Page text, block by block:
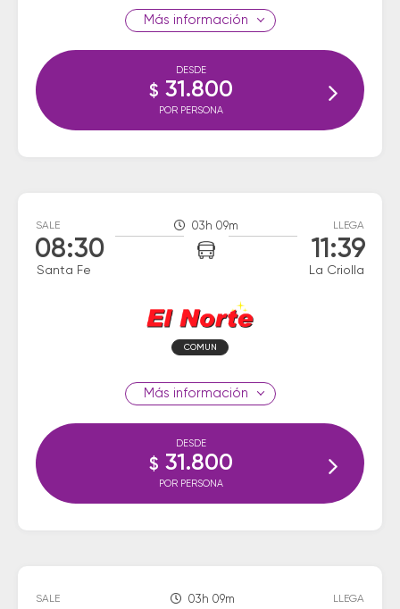
información
DESDE
$ 31.800
POR PERSONA
SALE
08:30
Santa Fe
03h 09m LLEGA
11:39
La Criolla
COMUN
información
DESDE
$ 31.800
POR PERSONA
SALE 03h 09m LLEGA